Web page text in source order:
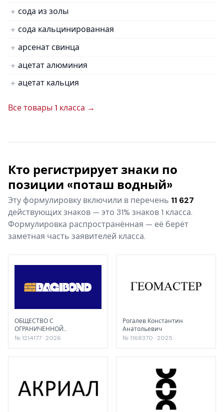
сода из золы
сода кальцинированная
арсенат свинца
ацетат алюминия
ацетат кальция
Все товары 1 класса →
Кто регистрирует знаки по
позиции «поташ водный»
Эту формулировку включили в перечень 11 627
действующих знаков — это 31% знаков 1 класса.
Формулировка распространённая — её берёт
заметная часть заявителей класса.
ОБЩЕСТВО С
ОГРАНИЧЕННОЙ
ОТВЕТСТВЕННОСТЬЮ
№ 1214177 · 2026
Рогалев Константин
Анатольевич
№ 1168370 · 2025